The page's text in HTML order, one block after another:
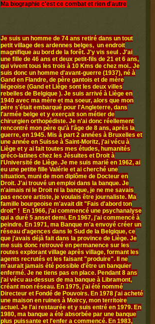
Ma biographie c'est ce combat et rien d'autre
Je suis un homme de 74 ans retiré dans un tout
petit village des ardennes belges, un endroit
magnifique au bord de la forêt. J'y vis seul . J'ai
une fille de 46 ans et deux petit-fils de 21 et 6 ans,
qui vivent tous les trois à 10 Kms de chez moi.. Je
suis donc un homme d'avant-guerre (1937), né à
Gand en Flandre, de père gantois et de mère
liégeoise (Gand et Liège sont les deux villes
rebelles de Belgique ). Je suis arrivé à Liège en
1940 avec ma mère et ma soeur, alors que mon
père s'était embarqué pour l'Angleterre, dans
l'armée belge et y exerçait son métier de
chirurgien orthopédiste. Je n'ai donc réellement
rencontré mon père qu'à l'âge de 8 ans, après la
guerre, en 1945. Mis à part 2 années à Bruxelles et
une année en Suisse à Saint-Moritz, j'ai vécu à
Liège et y ai fait toutes mes études, humanités
gréco-latines chez les Jésuites et Droit à
l'Université de Liège. Je me suis marié en 1962, ai
eu une petite fille Valérie et ai cherché une
situation, muni de mon diplôme de Docteur en
Droit. J'ai trouvé un emploi dans la banque. Je
n'aimais ni le Droit ni la banque, je ne me savais
pas encore artiste, je voulais être journaliste. Ma
famille bourgeoise m'avait dit "Fais d'abord ton
droit" ! En 1966, j'ai commencé une psychanalyse
qui a duré 5 anset demi. En 1967, j'ai commencé à
peindre. En 1971, ma Banque m'a envoyé créer un
réseau d'agences dans le Sud de la Belgique, ce
que j'avais déjà fait dans la province de Liège. Je
me suis donc retrouvé en permanence sur les
routes explorant village après village, formant les
agents recrutés et les faisant "produire". Il ne
m'aurait jamais été possible d'être un banquier
enfermé. Je ne tiens pas en place. Pendant 8 ans
j'ai vécu au-dessus de ma banque à Libramont,
créant mon réseau. En 1975, j'ai été nommé
Directeur et Fondé de Pouvoirs. En 1978 j'ai acheté
une maison en ruines à Moircy, mon territoire
actuel. Je l'ai restaurée et y suis entré en 1979. En
1980, ma banque a été absorbée par une banque
plus puissante et l'enfer a commencé. En 1983,